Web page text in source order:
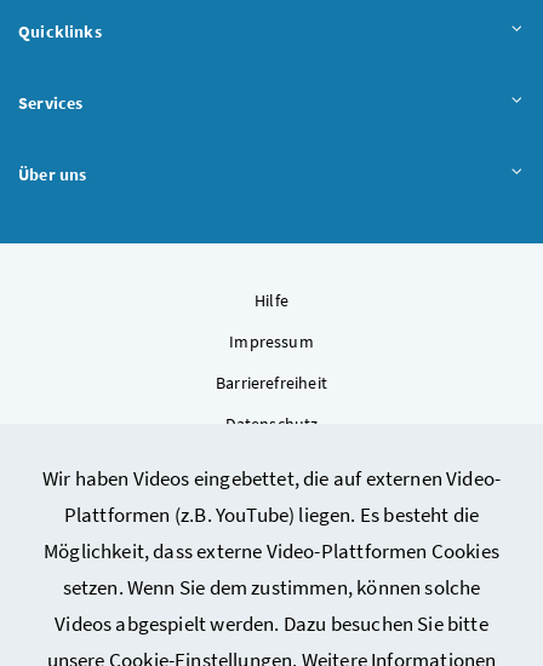
Wir haben Videos eingebettet, die auf externen Video-
Plattformen (z.B. YouTube) liegen. Es besteht die
Möglichkeit, dass externe Video-Plattformen Cookies
setzen. Wenn Sie dem zustimmen, können solche
Videos abgespielt werden. Dazu besuchen Sie bitte
unsere Cookie-Einstellungen. Weitere Informationen
Quicklinks
Services
Über uns
Hilfe
Impressum
Barrierefreiheit
Datenschutz
Sitemap
Cookie-Einstellungen